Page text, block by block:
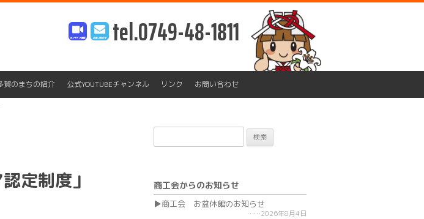
tel.0749-48-1811
Skip
to
賀のまちの紹介 公式YOUTUBEチャンネル リンク お問い合わせ
定制度」
索:
商工会からのお知らせ
商工会 お盆休館のお知らせ
2026年8月4日